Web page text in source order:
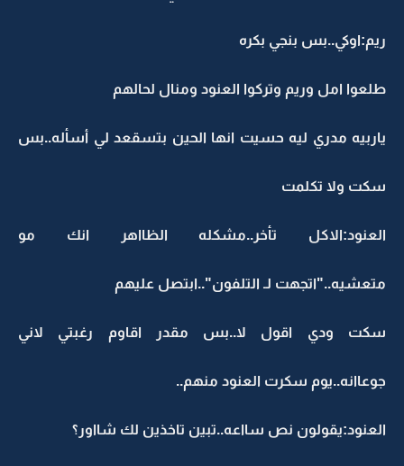
ريم:اوكي..بس بنجي بكره
طلعوا امل وريم وتركوا العنود ومنال لحالهم
ياربيه مدري ليه حسيت انها الحين بتسقعد لي أسأله..بس
سكت ولا تكلمت
العنود:الاكل تأخر..مشكله الظااهر انك مو
متعشيه.."اتجهت لـ التلفون"..ابتصل عليهم
سكت ودي اقول لا..بس مقدر اقاوم رغبتي لاني
جوعاانه..يوم سكرت العنود منهم..
العنود:يقولون نص سااعه..تبين تاخذين لك شااور؟